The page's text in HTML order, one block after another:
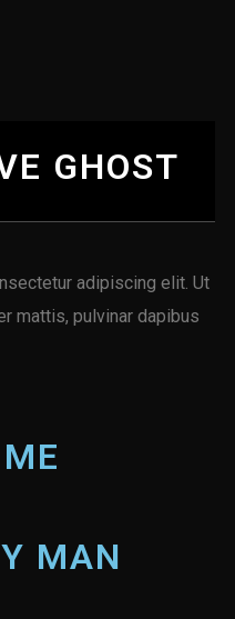
GHOST
adipiscing elit. Ut
mattis, pulvinar dapibus
MAN